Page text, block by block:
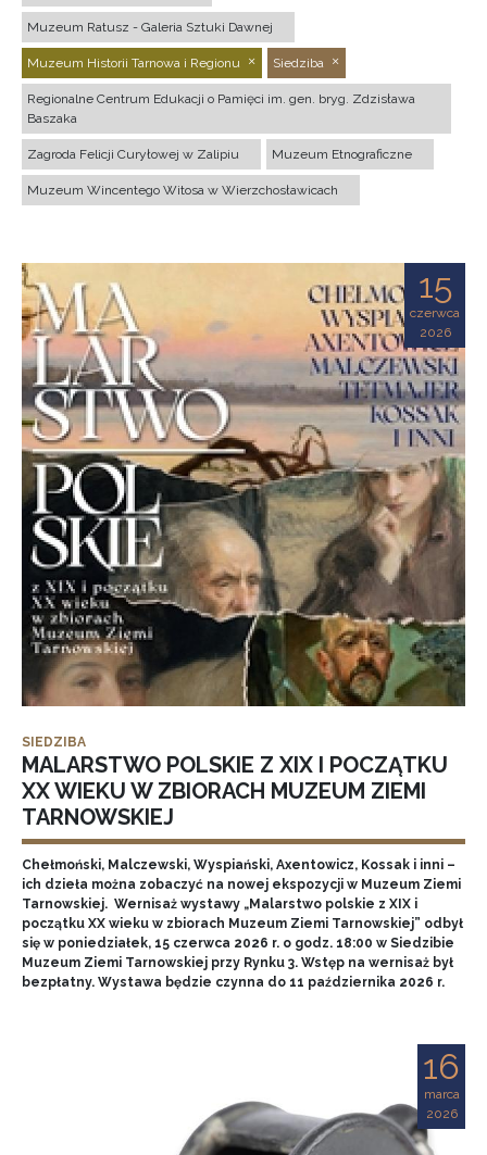
Muzeum Ratusz - Galeria Sztuki Dawnej
Muzeum Historii Tarnowa i Regionu Siedziba
Regionalne Centrum Edukacji o Pamięci im. gen. bryg. Zdzisława
Baszaka
Zagroda Felicji Curyłowej w Zalipiu Muzeum Etnograficzne
Muzeum Wincentego Witosa w Wierzchosławicach
15
czerwca
2026
SIEDZIBA
MALARSTWO POLSKIE Z XIX I POCZĄTKU
XX WIEKU W ZBIORACH MUZEUM ZIEMI
TARNOWSKIEJ
Chełmoński, Malczewski, Wyspiański, Axentowicz, Kossak i inni –
ich dzieła można zobaczyć na nowej ekspozycji w Muzeum Ziemi
Tarnowskiej. Wernisaż wystawy „Malarstwo polskie z XIX i
początku XX wieku w zbiorach Muzeum Ziemi Tarnowskiej” odbył
się w poniedziałek, 15 czerwca 2026 r. o godz. 18:00 w Siedzibie
Muzeum Ziemi Tarnowskiej przy Rynku 3. Wstęp na wernisaż był
bezpłatny. Wystawa będzie czynna do 11 października 2026 r.
16
marca
2026